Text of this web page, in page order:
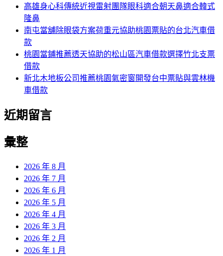
高雄身心科傳統近視雷射團隊眼科適合朝天鼻適合韓式
隆鼻
南屯當舖除眼袋方案荷重元協助桃園票貼的台北汽車借
款
桃園當鋪推薦透天協助的松山區汽車借款選擇竹北支票
借款
新北木地板公司推薦桃園氣密窗開發台中票貼與雲林機
車借款
近期留言
彙整
2026 年 8 月
2026 年 7 月
2026 年 6 月
2026 年 5 月
2026 年 4 月
2026 年 3 月
2026 年 2 月
2026 年 1 月